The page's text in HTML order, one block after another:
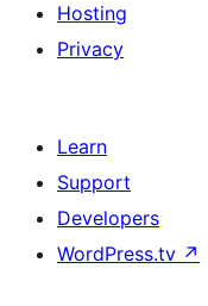
Hosting
Privacy
Learn
Support
Developers
WordPress.tv ↗